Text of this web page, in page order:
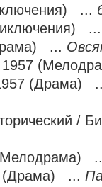
...
...
1957
(Драма)
/
(Драма) ...